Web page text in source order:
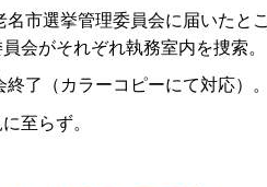
市選挙管理委員会に届いたと
会がそれぞれ執務室内を捜索。
了（カラーコピーにて対応）。
至らず。